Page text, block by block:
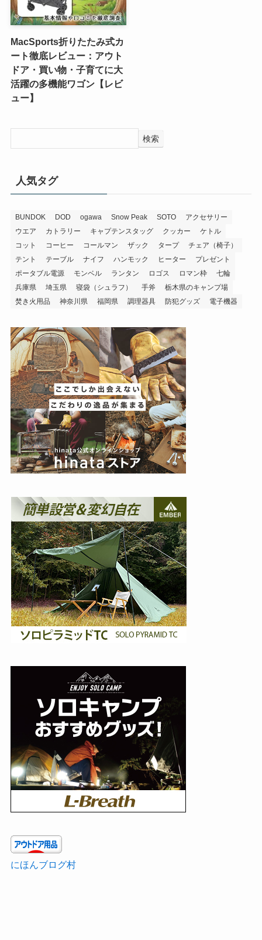
MacSports折りたたみ式カ
ート徹底レビュー：アウト
ドア・買い物・子育てに大
活躍の多機能ワゴン【レビ
ュー】
検索
人気タグ
BUNDOK DOD ogawa Snow Peak SOTO
アクセサリー
ウエア
カトラリー キャプテンスタッグ クッカー
ケトル
コット
コーヒー コールマン ザック タープ
チェア（椅子）
テント
テーブル ナイフ ハンモック ヒーター
プレゼント
ポータブル電源
モンベル ランタン ロゴス ロマン枠
七輪
兵庫県
埼玉県 寝袋（シュラフ） 手斧
栃木県のキャンプ場
焚き火用品
神奈川県 福岡県 調理器具 防犯グッズ 電子機器
にほんブログ村